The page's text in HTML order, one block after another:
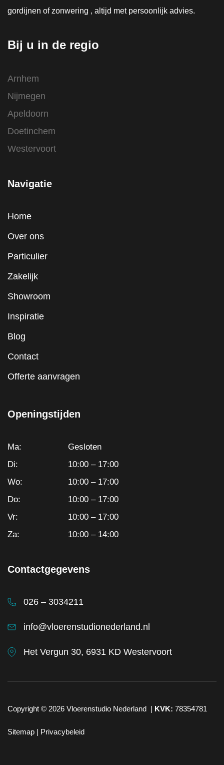
gordijnen of zonwering , altijd met persoonlijk advies.
Bij u in de regio
Arnhem
Nijmegen
Apeldoorn
Doetinchem
Westervoort
Navigatie
Home
Over ons
Particulier
Zakelijk
Showroom
Inspiratie
Blog
Contact
Offerte aanvragen
Openingstijden
Ma:
Gesloten
Di:
10:00 – 17:00
Wo:
10:00 – 17:00
Do:
10:00 – 17:00
Vr:
10:00 – 17:00
Za:
10:00 – 14:00
Contactgegevens
026 – 3034211
info@vloerenstudionederland.nl
Het Vergun 30, 6931 KD Westervoort
Copyright © 2026 Vloerenstudio Nederland | KVK: 78354781
Sitemap | Privacybeleid